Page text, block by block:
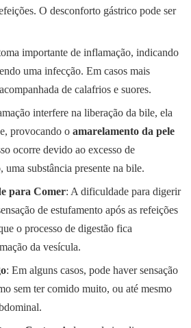
O desconforto gástrico pode ser
importante de inflamação, indicando
uma infecção. Em casos mais
de calafrios e suores.
interfere na liberação da bile, ela
provocando o amarelamento da pele
ocorre devido ao excesso de
substância presente na bile.
para Comer: A dificuldade para digerir
de estufamento após as refeições
o processo de digestão fica
da vesícula.
: Em alguns casos, pode haver sensação
sem ter comido muito, ou até mesmo